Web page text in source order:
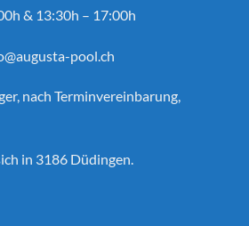
& 13:30h – 17:00h
pool.ch
nach Terminvereinbarung,
in 3186 Düdingen.